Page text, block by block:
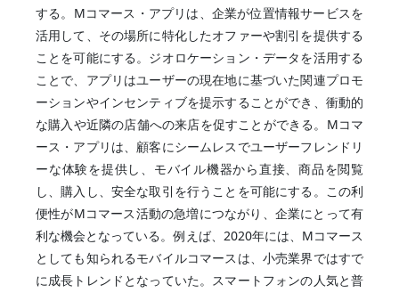
する。Mコマース・アプリは、企業が位置情報サービスを
活用して、その場所に特化したオファーや割引を提供する
ことを可能にする。ジオロケーション・データを活用する
ことで、アプリはユーザーの現在地に基づいた関連プロモ
ーションやインセンティブを提示することができ、衝動的
な購入や近隣の店舗への来店を促すことができる。Mコマ
ース・アプリは、顧客にシームレスでユーザーフレンドリ
ーな体験を提供し、モバイル機器から直接、商品を閲覧
し、購入し、安全な取引を行うことを可能にする。この利
便性がMコマース活動の急増につながり、企業にとって有
利な機会となっている。例えば、2020年には、Mコマース
としても知られるモバイルコマースは、小売業界ではすで
に成長トレンドとなっていた。スマートフォンの人気と普